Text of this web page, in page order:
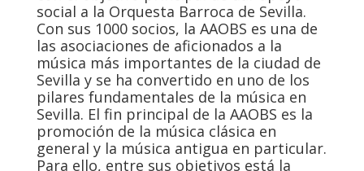
social a la Orquesta Barroca de Sevilla.
Con sus 1000 socios, la AAOBS es una de
las asociaciones de aficionados a la
música más importantes de la ciudad de
Sevilla y se ha convertido en uno de los
pilares fundamentales de la música en
Sevilla. El fin principal de la AAOBS es la
promoción de la música clásica en
general y la música antigua en particular.
Para ello, entre sus objetivos está la